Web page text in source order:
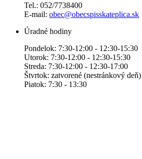
Tel.: 052/7738400
E-mail: obec@obecspisskateplica.sk
Úradné hodiny
Pondelok: 7:30-12:00 - 12:30-15:30
Utorok: 7:30-12:00 - 12:30-15:30
Streda: 7:30-12:00 - 12:30-17:00
Štvrtok: zatvorené (nestránkový deň)
Piatok: 7:30 - 13:30